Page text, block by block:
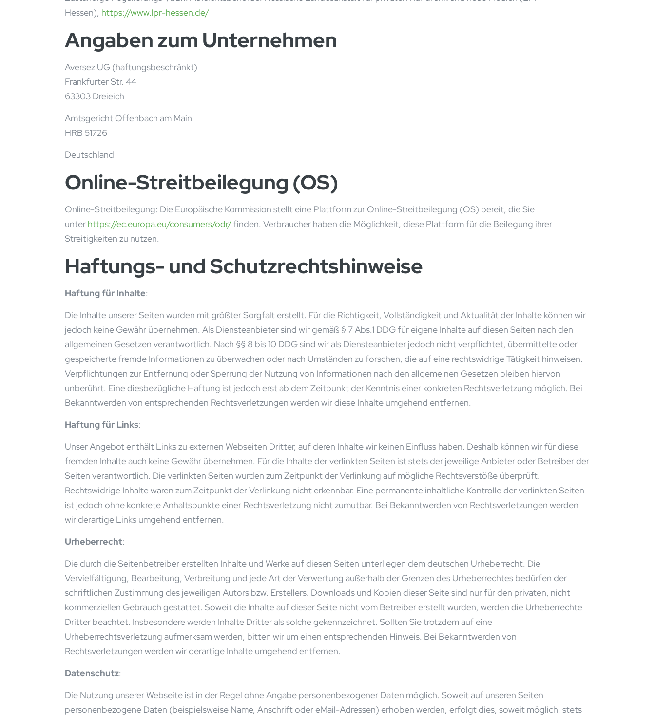
Hessen), https://www.lpr-hessen.de/
Angaben zum Unternehmen
Aversez UG (haftungsbeschränkt)
Frankfurter Str. 44
63303 Dreieich
Amtsgericht Offenbach am Main
HRB 51726
Deutschland
Online-Streitbeilegung (OS)
Online-Streitbeilegung: Die Europäische Kommission stellt eine Plattform zur Online-Streitbeilegung (OS) bereit, die Sie
unter https://ec.europa.eu/consumers/odr/finden. Verbraucher haben die Möglichkeit, diese Plattform für die Beilegung ihrer
Streitigkeiten zu nutzen.
Haftungs- und Schutzrechtshinweise
Haftung für Inhalte:
Die Inhalte unserer Seiten wurden mit größter Sorgfalt erstellt. Für die Richtigkeit, Vollständigkeit und Aktualität der Inhalte können wir
jedoch keine Gewähr übernehmen. Als Diensteanbieter sind wir gemäß § 7 Abs.1 DDG für eigene Inhalte auf diesen Seiten nach den
allgemeinen Gesetzen verantwortlich. Nach §§ 8 bis 10 DDG sind wir als Diensteanbieter jedoch nicht verpflichtet, übermittelte oder
gespeicherte fremde Informationen zu überwachen oder nach Umständen zu forschen, die auf eine rechtswidrige Tätigkeit hinweisen.
Verpflichtungen zur Entfernung oder Sperrung der Nutzung von Informationen nach den allgemeinen Gesetzen bleiben hiervon
unberührt. Eine diesbezügliche Haftung ist jedoch erst ab dem Zeitpunkt der Kenntnis einer konkreten Rechtsverletzung möglich. Bei
Bekanntwerden von entsprechenden Rechtsverletzungen werden wir diese Inhalte umgehend entfernen.
Haftung für Links:
Unser Angebot enthält Links zu externen Webseiten Dritter, auf deren Inhalte wir keinen Einfluss haben. Deshalb können wir für diese
fremden Inhalte auch keine Gewähr übernehmen. Für die Inhalte der verlinkten Seiten ist stets der jeweilige Anbieter oder Betreiber der
Seiten verantwortlich. Die verlinkten Seiten wurden zum Zeitpunkt der Verlinkung auf mögliche Rechtsverstöße überprüft.
Rechtswidrige Inhalte waren zum Zeitpunkt der Verlinkung nicht erkennbar. Eine permanente inhaltliche Kontrolle der verlinkten Seiten
ist jedoch ohne konkrete Anhaltspunkte einer Rechtsverletzung nicht zumutbar. Bei Bekanntwerden von Rechtsverletzungen werden
wir derartige Links umgehend entfernen.
Urheberrecht:
Die durch die Seitenbetreiber erstellten Inhalte und Werke auf diesen Seiten unterliegen dem deutschen Urheberrecht. Die
Vervielfältigung, Bearbeitung, Verbreitung und jede Art der Verwertung außerhalb der Grenzen des Urheberrechtes bedürfen der
schriftlichen Zustimmung des jeweiligen Autors bzw. Erstellers. Downloads und Kopien dieser Seite sind nur für den privaten, nicht
kommerziellen Gebrauch gestattet. Soweit die Inhalte auf dieser Seite nicht vom Betreiber erstellt wurden, werden die Urheberrechte
Dritter beachtet. Insbesondere werden Inhalte Dritter als solche gekennzeichnet. Sollten Sie trotzdem auf eine
Urheberrechtsverletzung aufmerksam werden, bitten wir um einen entsprechenden Hinweis. Bei Bekanntwerden von
Rechtsverletzungen werden wir derartige Inhalte umgehend entfernen.
Datenschutz:
Die Nutzung unserer Webseite ist in der Regel ohne Angabe personenbezogener Daten möglich. Soweit auf unseren Seiten
personenbezogene Daten (beispielsweise Name, Anschrift oder eMail-Adressen) erhoben werden, erfolgt dies, soweit möglich, stets